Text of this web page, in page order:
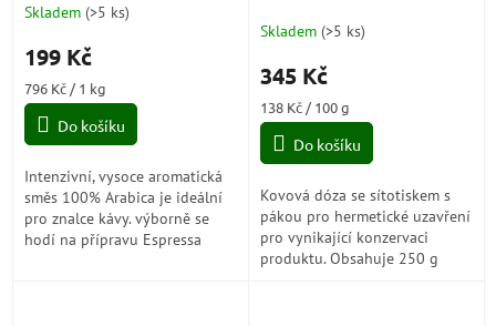
Průměrné
produktu
5,0
5
Skladem (>5 ks)
199 Kč
Měrná
cena:
796 Kč / 1 kg
Do košíku
Intenzivní, vysoce aromatická
směs 100% Arabica je ideální
pro znalce kávy. výborně se
hodí na přípravu Espressa
Skladem (>5 ks)
345 Kč
Měrná
cena:
138 Kč / 100 g
Do košíku
Kovová dóza se sítotiskem s
pákou pro hermetické uzavření
pro vynikající konzervaci
produktu. Obsahuje 250 g